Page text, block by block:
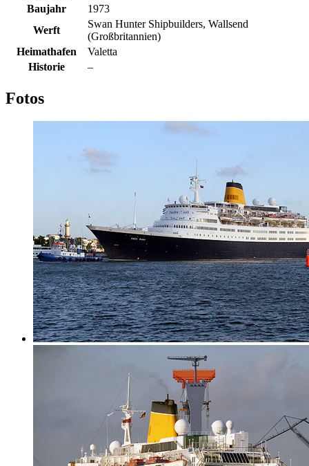
Baujahr
1973
Werft
Swan Hunter Shipbuilders, Wallsend
(Großbritannien)
Heimathafen
Valetta
Historie
–
Fotos